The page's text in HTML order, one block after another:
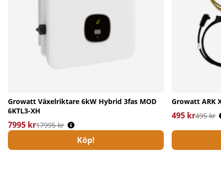
Growatt Växelriktare 6kW Hybrid 3fas MOD
6KTL3-XH
7995 kr
Ordinarie pris:
17995 kr
Köp!
Growatt ARK
495 kr
Ordinarie
495 kr